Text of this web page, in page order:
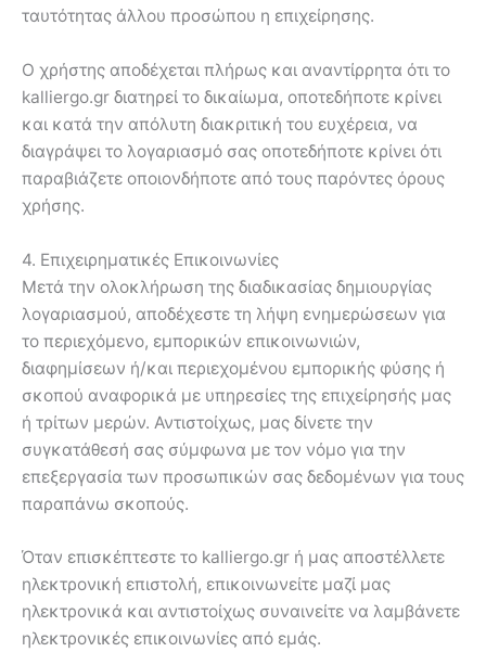
ταυτότητας άλλου προσώπου η επιχείρησης.
Ο χρήστης αποδέχεται πλήρως και αναντίρρητα ότι το
kalliergo.gr διατηρεί το δικαίωμα, οποτεδήποτε κρίνει
και κατά την απόλυτη διακριτική του ευχέρεια, να
διαγράψει το λογαριασμό σας οποτεδήποτε κρίνει ότι
παραβιάζετε οποιονδήποτε από τους παρόντες όρους
χρήσης.
4. Επιχειρηματικές Επικοινωνίες
Μετά την ολοκλήρωση της διαδικασίας δημιουργίας
λογαριασμού, αποδέχεστε τη λήψη ενημερώσεων για
το περιεχόμενο, εμπορικών επικοινωνιών,
διαφημίσεων ή/και περιεχομένου εμπορικής φύσης ή
σκοπού αναφορικά με υπηρεσίες της επιχείρησής μας
ή τρίτων μερών. Αντιστοίχως, μας δίνετε την
συγκατάθεσή σας σύμφωνα με τον νόμο για την
επεξεργασία των προσωπικών σας δεδομένων για τους
παραπάνω σκοπούς.
Όταν επισκέπτεστε το kalliergo.gr ή μας αποστέλλετε
ηλεκτρονική επιστολή, επικοινωνείτε μαζί μας
ηλεκτρονικά και αντιστοίχως συναινείτε να λαμβάνετε
ηλεκτρονικές επικοινωνίες από εμάς.